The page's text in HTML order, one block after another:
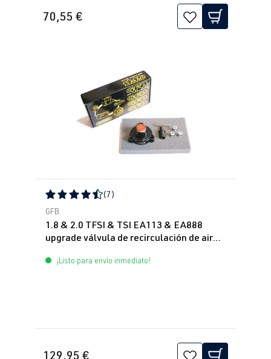
70,55 €
Calificación promedio de 4.43 de 5 estrellas
(7)
GFB
1.8 & 2.0 TFSI & TSI EA113 & EA888
upgrade válvula de recirculación de aire
¡Listo para envío inmediato!
129,95 €